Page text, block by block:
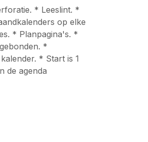
* Leeslint. *
op elke
* Planpagina's. *
*
* Start is 1
de agenda